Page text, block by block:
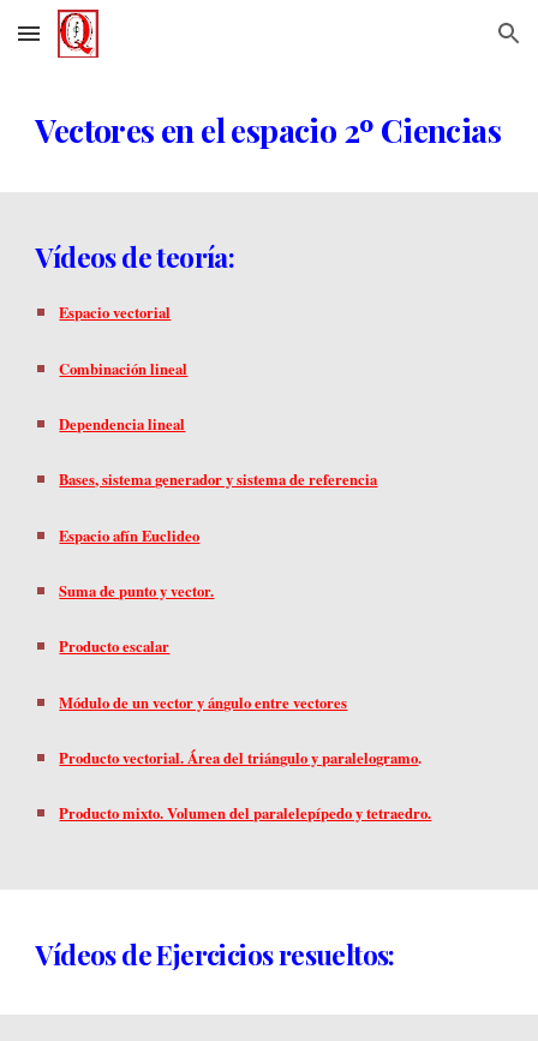
Skip to main content Skip to navigation
Vectores en el espacio2º Ciencias
Vídeos de teoría:
Espacio vectorial
Combinación lineal
Dependencia lineal
Bases, sistema generador y sistema de referencia
Espacio afín Euclideo
Suma de punto y vector.
Producto escalar
Módulo de un vector y ángulo entre vectores
Producto vectorial. Área del triángulo y paralelogramo.
Producto mixto. Volumen del paralelepípedo y tetraedro.
Vídeos de Ejercicios resueltos: